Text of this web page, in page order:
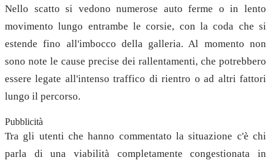
Nello scatto si vedono numerose auto ferme o in lento
movimento lungo entrambe le corsie, con la coda che si
estende fino all'imbocco della galleria. Al momento non
sono note le cause precise dei rallentamenti, che potrebbero
essere legate all'intenso traffico di rientro o ad altri fattori
lungo il percorso.
Pubblicità
Tra gli utenti che hanno commentato la situazione c'è chi
parla di una viabilità completamente congestionata in